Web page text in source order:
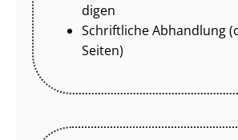
di­gen
Schriftliche Abhandlung
Seiten)